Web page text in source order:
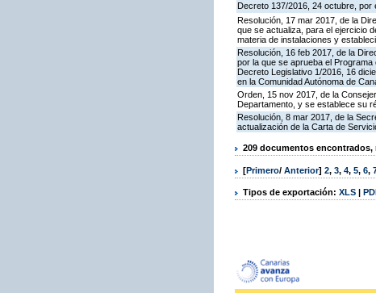
Decreto 137/2016, 24 octubre,
Resolución, 17 mar 2017, de la
que se actualiza, para el ejercicio
materia de instalaciones y
Resolución, 16 feb 2017, de la
por la que se aprueba el
Decreto Legislativo 1/2016, 16
en la Comunidad Autónoma de
Orden, 15 nov 2017, de la
Departamento, y se establece su
Resolución, 8 mar 2017, de la
actualización de la Carta de
209 documentos encontrados,
[Primero/ Anterior] 2, 3, 4, 5, 6,
Tipos de exportación: XLS |